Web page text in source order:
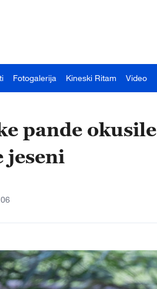
Fotogalerija Kineski Ritam Video
pande
jeseni